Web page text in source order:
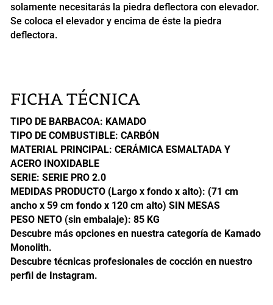
solamente necesitarás la piedra deflectora con elevador.
Se coloca el elevador y encima de éste la piedra
deflectora.
FICHA TÉCNICA
TIPO DE BARBACOA: KAMADO
TIPO DE COMBUSTIBLE: CARBÓN
MATERIAL PRINCIPAL: CERÁMICA ESMALTADA Y
ACERO INOXIDABLE
SERIE: SERIE PRO 2.0
MEDIDAS PRODUCTO (Largo x fondo x alto): (71 cm
ancho x 59 cm fondo x 120 cm alto) SIN MESAS
PESO NETO (sin embalaje): 85 KG
Descubre más opciones en nuestra categoría deKamado
Monolith.
Descubre técnicas profesionales de cocción en nuestro
perfil de Instagram.